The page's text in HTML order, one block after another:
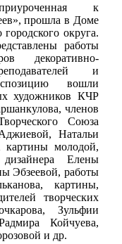
к
прошла в Доме
городского округа.
работы
декоративно-
и
вошли
художников КЧР
членов
Союза
Натальи
картины молодой,
Елены
Эбзеевой, работы
картины,
творческих
Зульфии
Койчуева,
и др.